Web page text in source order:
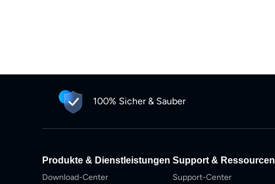
100% Sicher & Sauber
Produkte & Dienstleistungen
Download-Center
Support & Ressourcen
Support-Center